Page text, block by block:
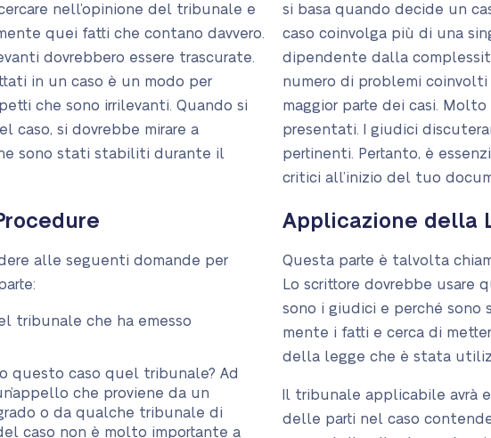
nell’opinione del tribunale e
quei fatti che contano davvero.
dovrebbero essere trascurate.
in un caso è un modo per
che sono irrilevanti. Quando si
caso, si dovrebbe mirare a
sono stati stabiliti durante il
alle seguenti domande per
tribunale che ha emesso
questo caso quel tribunale? Ad
che proviene da un
o da qualche tribunale di
caso non è molto importante a
si basa quando decide un
caso coinvolga più di una
dipendente dalla
numero di problemi
maggior parte dei casi.
presentati. I giudici
pertinenti. Pertanto, è
critici all’inizio del tuo
Applicazione della
Questa parte è talvolta
Lo scrittore dovrebbe usare
sono i giudici e perché sono
mente i fatti e cerca di
della legge che è stata
Il tribunale applicabile avrà
delle parti nel caso